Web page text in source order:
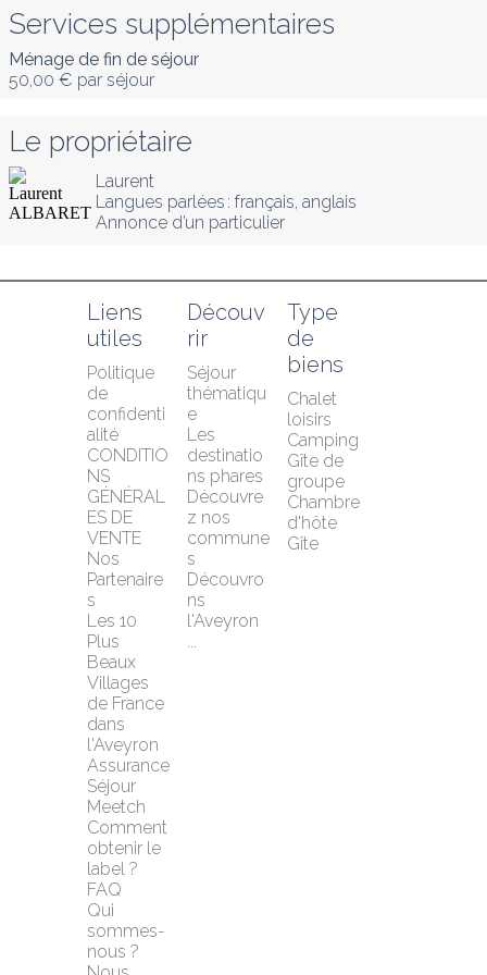
Services supplémentaires
Ménage de fin de séjour
50,00 € par séjour
Le propriétaire
Laurent
Langues parlées : français anglais
Annonce d’un particulier
Liens
utiles
Politique
de
confidenti
alité
CONDITIO
NS
GÉNÉRAL
ES DE
VENTE
Nos
Partenaire
s
Les 10
Plus
Beaux
Villages
de France
dans
l'Aveyron
Assurance
Séjour
Meetch
Comment
obtenir le
label ?
FAQ
Qui
sommes-
nous ?
Découv
rir
Séjour
thématiqu
e
Les
destinatio
ns phares
Découvre
z nos
commune
s
Découvro
ns
l'Aveyron
...
Type
de
biens
Chalet
loisirs
Camping
Gîte de
groupe
Chambre
d'hôte
Gîte